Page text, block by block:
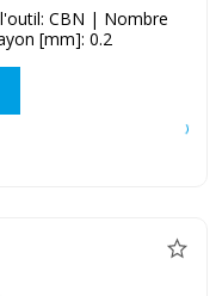
CBN | Nombre
[mm]: 0.2